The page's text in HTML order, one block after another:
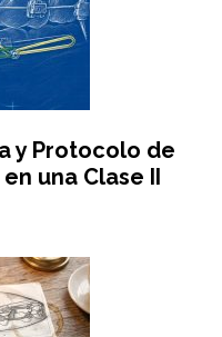
y Protocolo de
una Clase II